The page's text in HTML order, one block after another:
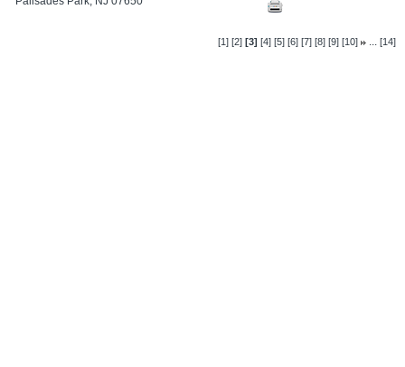
[1] [2] [3] [4] [5] [6] [7] [8] [9] [10] ... [14]